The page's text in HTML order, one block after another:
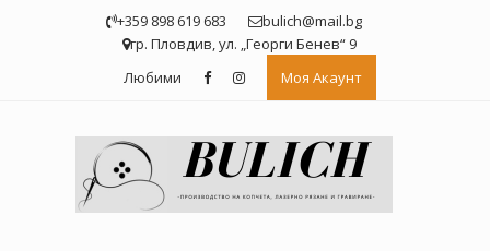
+359 898 619 683
bulich@mail.bg
гр. Пловдив, ул. „Георги Бенев“ 9
Любими
Моя Акаунт